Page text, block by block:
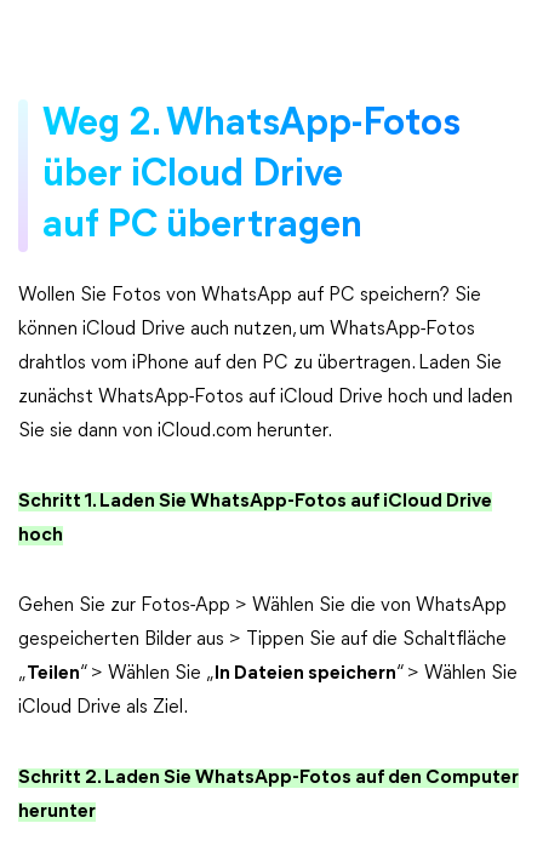
Weg 2. WhatsApp-Fotos
über iCloud Drive
auf PC übertragen
Wollen Sie Fotos von WhatsApp auf PC speichern? Sie
können iCloud Drive auch nutzen, um WhatsApp-Fotos
drahtlos vom iPhone auf den PC zu übertragen. Laden Sie
zunächst WhatsApp-Fotos auf iCloud Drive hoch und laden
Sie sie dann von iCloud.com herunter.
Schritt 1. Laden Sie WhatsApp-Fotos auf iCloud Drive
hoch
Gehen Sie zur Fotos-App > Wählen Sie die von WhatsApp
gespeicherten Bilder aus > Tippen Sie auf die Schaltfläche
„Teilen“ > Wählen Sie „ In Dateien speichern“ > Wählen Sie
iCloud Drive als Ziel.
Schritt 2. Laden Sie WhatsApp-Fotos auf den Computer
herunter